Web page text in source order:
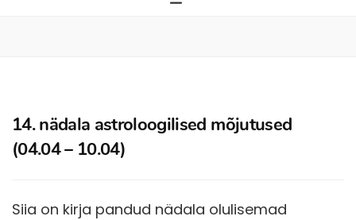
14. nädala astroloogilised mõjutused
(04.04 – 10.04)
Siia on kirja pandud nädala olulisemad